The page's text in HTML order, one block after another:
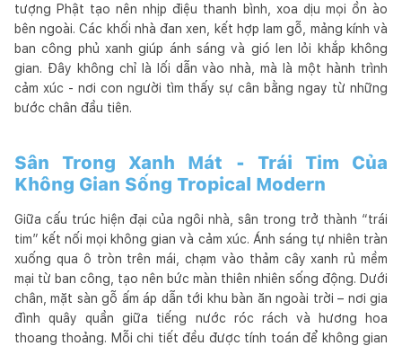
tượng Phật tạo nên nhịp điệu thanh bình, xoa dịu mọi ồn ào
bên ngoài. Các khối nhà đan xen, kết hợp lam gỗ, mảng kính và
ban công phủ xanh giúp ánh sáng và gió len lỏi khắp không
gian. Đây không chỉ là lối dẫn vào nhà, mà là một hành trình
cảm xúc - nơi con người tìm thấy sự cân bằng ngay từ những
bước chân đầu tiên.
Sân Trong Xanh Mát - Trái Tim Của
Không Gian Sống Tropical Modern
Giữa cấu trúc hiện đại của ngôi nhà, sân trong trở thành “trái
tim” kết nối mọi không gian và cảm xúc. Ánh sáng tự nhiên tràn
xuống qua ô tròn trên mái, chạm vào thảm cây xanh rủ mềm
mại từ ban công, tạo nên bức màn thiên nhiên sống động. Dưới
chân, mặt sàn gỗ ấm áp dẫn tới khu bàn ăn ngoài trời – nơi gia
đình quây quần giữa tiếng nước róc rách và hương hoa
thoang thoảng. Mỗi chi tiết đều được tính toán để không gian